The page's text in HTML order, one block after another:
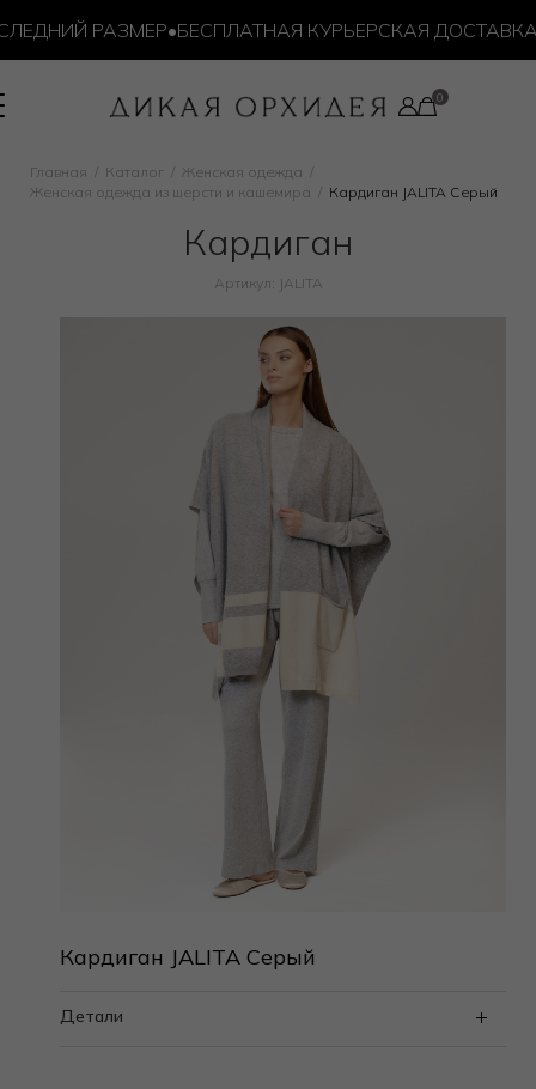
РАЗМЕР•БЕСПЛАТНАЯ КУРЬЕРСКАЯ ДОСТАВКА
Главная Каталог
Женская одежда
Женская одежда из шерсти и кашемира
Кардиган JALITA Серый
Кардиган
Артикул: JALITA
Кардиган JALITA Серый
Детали